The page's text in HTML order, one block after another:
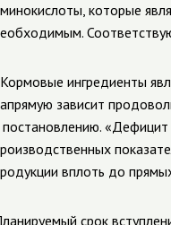
которые
ингредиенты
зависит
постановлению.
вплоть до
срок